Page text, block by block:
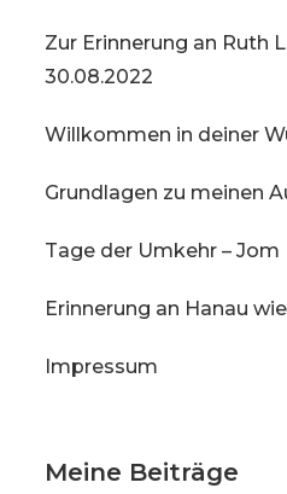
Zur Erinnerung an Ruth
30.08.2022
Willkommen in deiner
Grundlagen zu meinen
Tage der Umkehr – Jom
Erinnerung an Hanau
Impressum
Meine Beiträge